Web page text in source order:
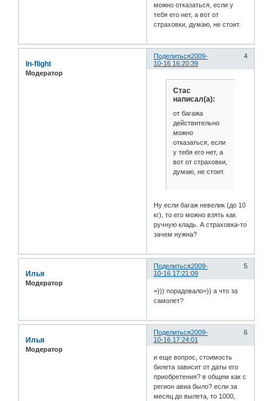
можно отказаться, если у
тебя его нет, а вот от
страховки, думаю, не стоит.
Поделиться 4
2009-
10-16 16:20:39
In-flight
Модератор
Стас
написал(а):
от багажа
действительно
можно
отказаться, если
у тебя его нет, а
вот от страховки,
думаю, не стоит.
Ну если багаж невелик (до 10
кг), то его можно взять как
ручную кладь. А страховка-то
зачем нужна?
Поделиться 5
2009-
10-16 17:21:09
Илья
Модератор
=))) порадовало=)) а что за
самолет?
Поделиться 6
2009-
10-16 17:24:01
Илья
Модератор
и еще вопрос, стоимость
билета зависит от даты его
приобретения? в общем как с
регион авиа было? если за
месяц до вылета, то 1000,